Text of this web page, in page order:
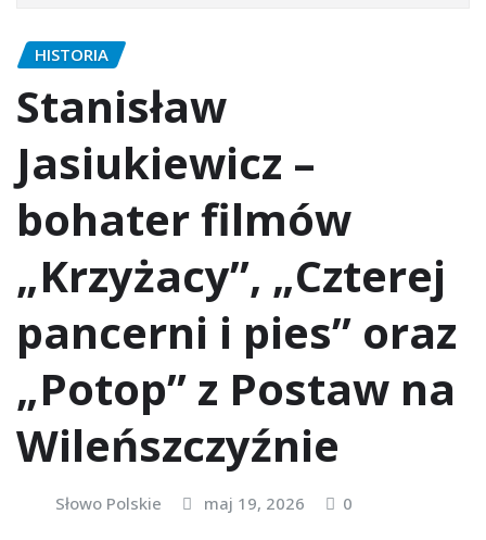
HISTORIA
Stanisław
Jasiukiewicz –
bohater filmów
„Krzyżacy”, „Czterej
pancerni i pies” oraz
„Potop” z Postaw na
Wileńszczyźnie
Słowo Polskie maj 19, 2026 0